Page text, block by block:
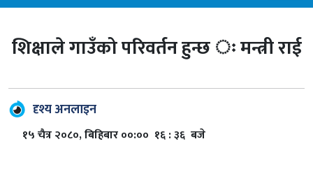
शिक्षाले गाउँको परिवर्तन हुन्छ ः मन्त्री राई
दृश्य अनलाइन
१५ चैत्र २०८०, बिहिबार ००:०० १६ : ३६ बजे